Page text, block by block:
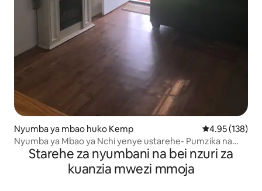
Nyumba ya mbao huko Kemp Ukadiriaji wa
4.95 (138)
Nyumba ya Mbao ya Nchi yenye ustarehe- Pumzika na
Upumzike
Starehe za nyumbani na bei nzuri za
kuanzia mwezi mmoja